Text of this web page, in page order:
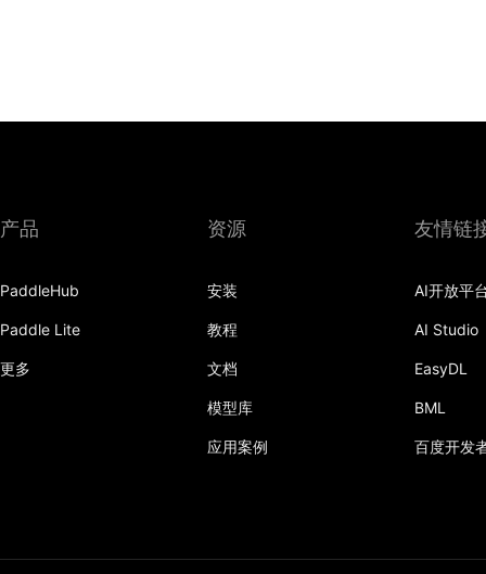
产品
PaddleHub
Paddle Lite
更多
资源
安装
教程
文档
模型库
应用案例
友情链
AI开放平
AI Studio
EasyDL
BML
百度开发